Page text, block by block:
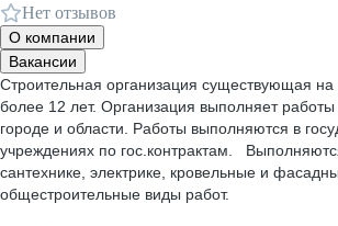
Нет отзывов
О компании
Вакансии
Строительная организация существующая на
более 12 лет. Организация выполняет работы
городе и области. Работы выполняются в
учреждениях по гос.контрактам.
сантехнике, электрике, кровельные и
общестроительные виды работ.